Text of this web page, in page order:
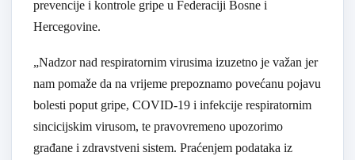
prevencije i kontrole gripe u Federaciji Bosne i
Hercegovine.
„Nadzor nad respiratornim virusima izuzetno je važan jer
nam pomaže da na vrijeme prepoznamo povećanu pojavu
bolesti poput gripe, COVID-19 i infekcije respiratornim
sincicijskim virusom, te pravovremeno upozorimo
građane i zdravstveni sistem. Praćenjem podataka iz